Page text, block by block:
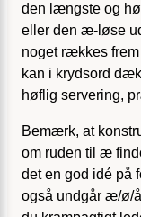
den længste og
eller den æ-løse
noget rækkes frem
kan i krydsord
høflig servering,
Bemærk, at
om ruden til æ
det en god idé på
også undgår æ/ø/